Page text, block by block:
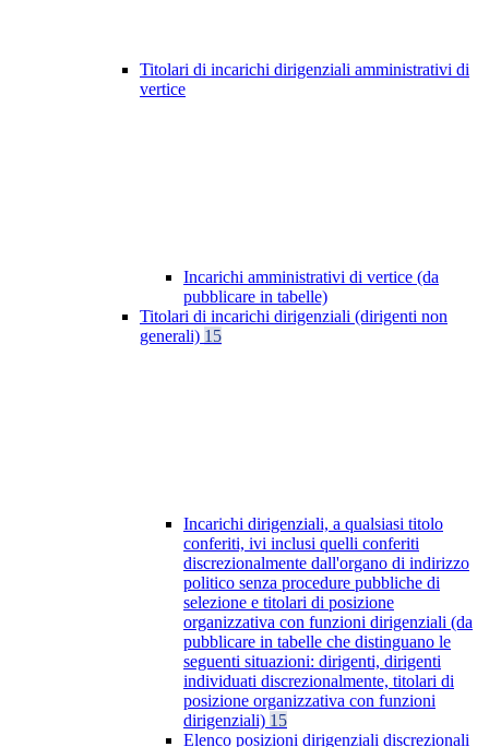
Titolari di incarichi dirigenziali amministrativi di
vertice
Incarichi amministrativi di vertice (da
pubblicare in tabelle)
Titolari di incarichi dirigenziali (dirigenti non
generali) 15
Incarichi dirigenziali, a qualsiasi titolo
conferiti, ivi inclusi quelli conferiti
discrezionalmente dall'organo di indirizzo
politico senza procedure pubbliche di
selezione e titolari di posizione
organizzativa con funzioni dirigenziali (da
pubblicare in tabelle che distinguano le
seguenti situazioni: dirigenti, dirigenti
individuati discrezionalmente, titolari di
posizione organizzativa con funzioni
dirigenziali) 15
Elenco posizioni dirigenziali discrezionali